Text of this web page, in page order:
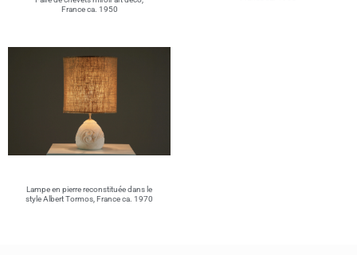
France ca. 1950
Lampe en pierre reconstituée dans le
style Albert Tormos, France ca. 1970